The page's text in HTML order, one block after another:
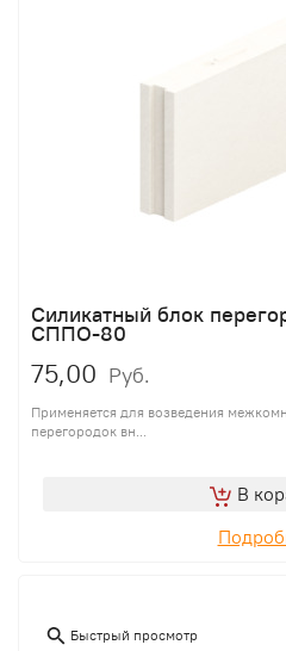
Силикатный блок
СППО-80
75,00 Руб.
Применяется для возведения
перегородок вн...
В
Быстрый просмотр